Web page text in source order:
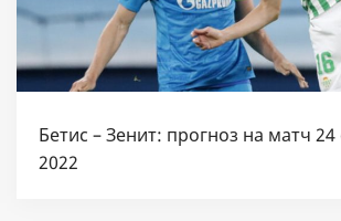
Бетис – Зенит: прогноз на матч
2022